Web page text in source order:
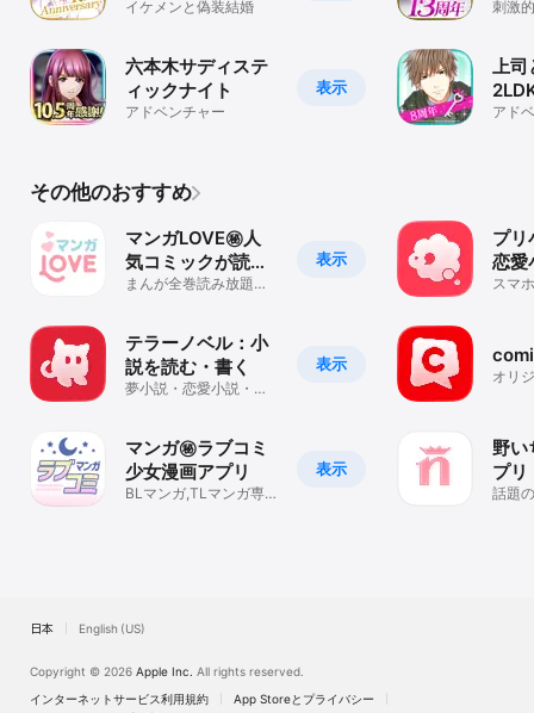
【月額プランについて】
恋愛ストーリーをたくさん読みたい人向けの2種類のおトクな月額プ
ラン。
さらに、入会者だけが遊べる＆特別ストーリーがGETできる「VIPル
自分に合ったプランを選んで、もっと100恋+を楽しもう!
①カスタム月額プラン
読みたいストーリーに合わせて選べるポイント・ハートが1,250円分
毎月継続特典で最大約140%おトクに！
余ったポイントは""全額""翌月に繰り越せる！
②ノーマル月額プラン
毎月3つのストーリーが0ポイントで交換できて、余った場合も2ス
トーリー分を繰越せる！
イケメンと偽装結婚
表示
六本木サディステ
ィックナイト
アドベンチャー
刺激
上
アド
その他のおすすめ
表示
マンガLOVE㊙人
気コミックが読み
放題の少女漫画ア
まんが全巻読み放題！
表示
テラーノベル：小
説を読む・書く
夢小説・恋愛小説・ラ
表示
マンガ㊙ラブコミ
少女漫画アプリ
BLマンガ,TLマンガ専
プ
恋愛
スマ
オリ
野い
プリ
話題
日本 English (US)
Copyright © 2026 Apple Inc. All rights reserved.
インターネットサービス利用規約
App Storeとプライバシー